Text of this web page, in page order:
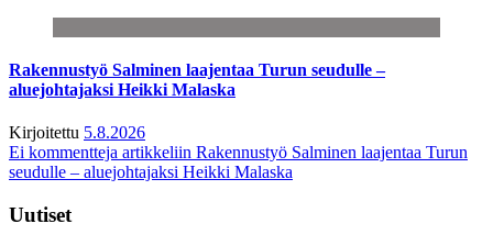
Rakennustyö Salminen laajentaa Turun seudulle –
aluejohtajaksi Heikki Malaska
Kirjoitettu 5.8.2026
Ei kommentteja artikkeliin Rakennustyö Salminen laajentaa Turun
seudulle – aluejohtajaksi Heikki Malaska
Uutiset